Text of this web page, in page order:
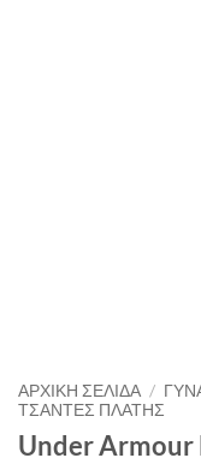
ΑΡΧΙΚΉ ΣΕΛΊΔΑ /
ΤΣΑΝΤΕΣ ΠΛΑΤΗΣ
Under